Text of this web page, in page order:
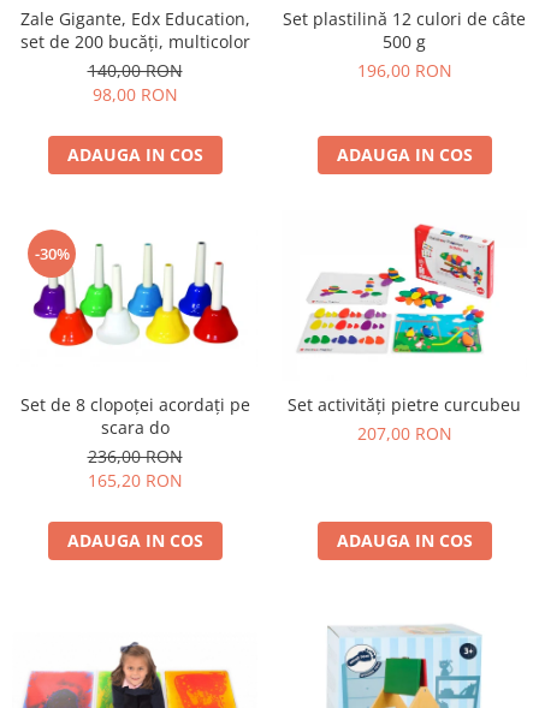
Zale Gigante, Edx Education,
set de 200 bucăți, multicolor
140,00 RON
98,00 RON
ADAUGA IN COS
Set plastilină 12 culori de câte
500 g
196,00 RON
ADAUGA IN COS
-30%
Set de 8 clopoței acordați pe
scara do
236,00 RON
165,20 RON
ADAUGA IN COS
Set activități pietre curcubeu
207,00 RON
ADAUGA IN COS